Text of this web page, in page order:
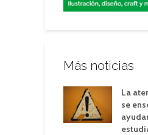
Más noticias
La
se